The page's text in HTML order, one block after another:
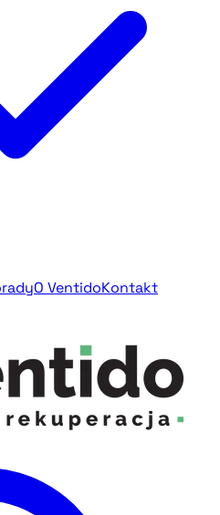
O VentidoKontakt